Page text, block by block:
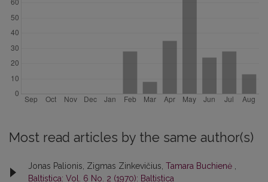
Most read articles by the same author(s)
Jonas Palionis, Zigmas Zinkevičius, Tamara Buchienė
Baltistica: Vol. 6 No. 2 (1970): Baltistica